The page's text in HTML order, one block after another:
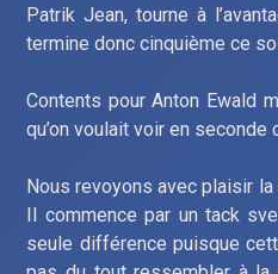
Patrik Jean, tourne à
termine donc cinquième ce
Contents pour Anton Ewald
qu’on voulait voir en seconde
Nous revoyons avec plaisir la
Il commence par un tack
seule différence puisque